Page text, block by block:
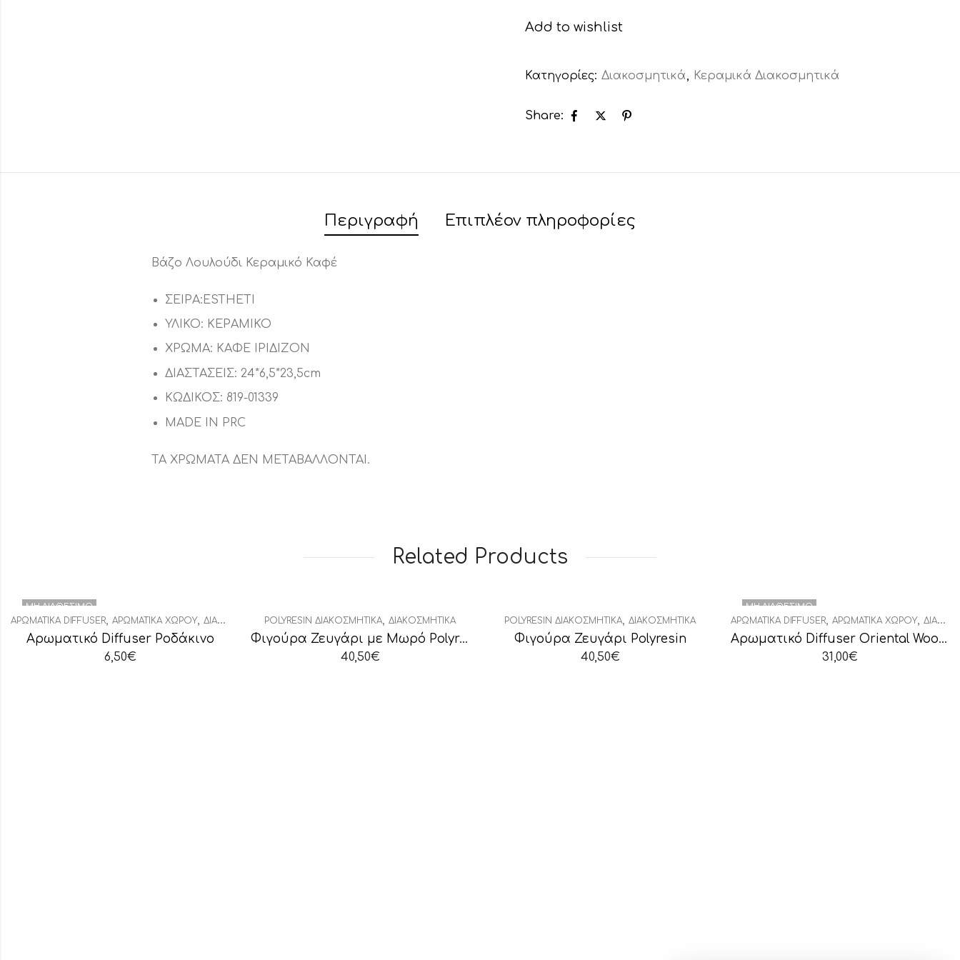
Add to wishlist
Κατηγορίες: Διακοσμητικά, Κεραμικά Διακοσμητικά
Share:
Περιγραφή Επιπλέον πληροφορίες
Βάζο Λουλούδι Κεραμικό Καφέ
ΣΕΙΡΑ:ESTHETI
ΥΛΙΚΟ: ΚΕΡΑΜΙΚΟ
ΧΡΩΜΑ: ΚΑΦΕ ΙΡΙΔΙΖΟΝ
ΔΙΑΣΤΑΣΕΙΣ: 24*6,5*23,5cm
ΚΩΔΙΚΟΣ: 819-01339
MADE IN PRC
ΤΑ ΧΡΩΜΑΤΑ ΔΕΝ ΜΕΤΑΒΑΛΛΟΝΤΑΙ.
Related Products
ΜΗ ΔΙΑΘΈΣΙΜΟ
ΑΡΩΜΑΤΙΚΆ DIFFUSER, ΑΡΩΜΑΤΙΚΆ ΧΏΡΟΥ, ΔΙΑΚΟΣΜΗΤΙΚΆ
Αρωματικό Diffuser Ροδάκινο
6,50€
POLYRESIN ΔΙΑΚΟΣΜΗΤΙΚΆ, ΔΙΑΚΟΣΜΗΤΙΚΆ
Φιγούρα Ζευγάρι με Μωρό Polyresin
40,50€
POLYRESIN ΔΙΑΚΟΣΜΗΤΙΚΆ, ΔΙΑΚΟΣΜΗΤΙΚΆ
Φιγούρα Ζευγάρι Polyresin
40,50€
ΜΗ ΔΙΑΘΈΣΙΜΟ
ΑΡΩΜΑΤΙΚΆ DIFFUSER, ΑΡΩΜΑΤΙΚΆ ΧΏΡΟΥ, ΔΙΑΚΟΣΜΗΤΙΚΆ
Αρωματικό Diffuser Oriental Woods-Black Tea
31,00€